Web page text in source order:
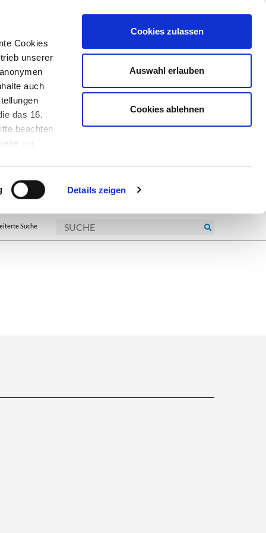
Cookies
unserer
auch
das 16.
beachten
zur
Details zeigen
Cookies zulassen
Auswahl erlauben
Cookies ablehnen
Suche